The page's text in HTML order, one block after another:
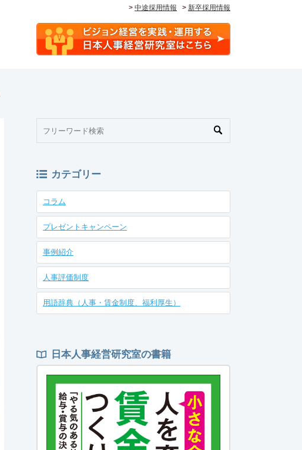
> 中途採用情報 > 新卒採用情報
カテゴリー
コラム
プレゼントキャンペーン
事例紹介
人事評価制度
用語辞典（人事・賃金制度、福利厚生）
日本人事経営研究室の書籍